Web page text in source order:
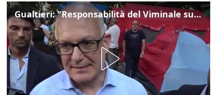
Gualtieri: "Responsabilità del Viminale su Spin Time? La posizione dei partiti è nota"